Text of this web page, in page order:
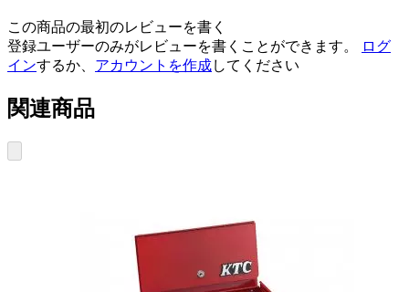
この商品の最初のレビューを書く
登録ユーザーのみがレビューを書くことができます。
ログ
インするか、 アカウントを作成してください
関連商品